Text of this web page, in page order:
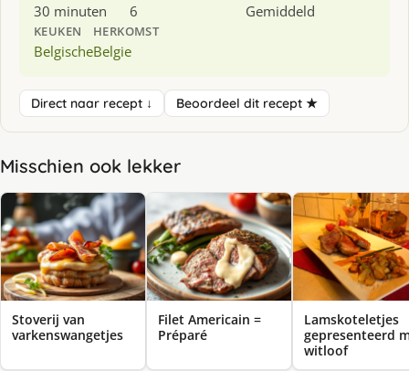
30 minuten 6 Gemiddeld
KEUKEN
Belgische
HERKOMST
Belgie
Direct naar recept ↓ Beoordeel dit recept ★
Misschien ook lekker
Stoverij van
varkenswangetjes
Filet Americain =
Préparé
Lamskoteletjes
gepresenteerd
witloof